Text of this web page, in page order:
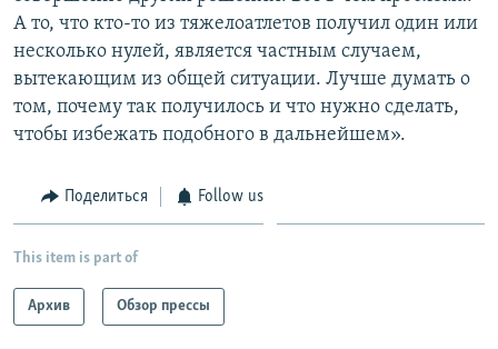
А то, что кто-то из тяжелоатлетов получил один или
несколько нулей, является частным случаем,
вытекающим из общей ситуации. Лучше думать о
том, почему так получилось и что нужно сделать,
чтобы избежать подобного в дальнейшем».
Поделиться Follow us
This item is part of
Архив Обзор прессы